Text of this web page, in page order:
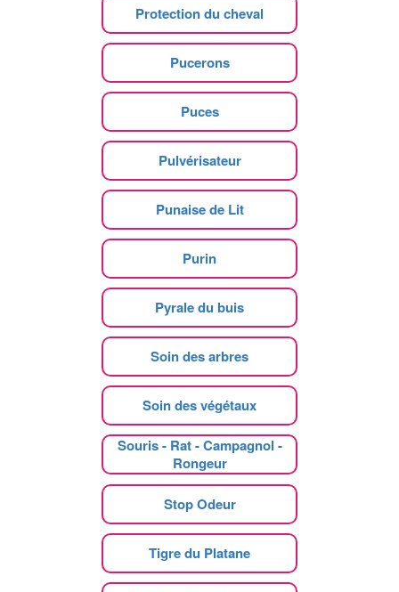
Protection du cheval
Pucerons
Puces
Pulvérisateur
Punaise de Lit
Purin
Pyrale du buis
Soin des arbres
Soin des végétaux
Souris - Rat - Campagnol -
Rongeur
Stop Odeur
Tigre du Platane